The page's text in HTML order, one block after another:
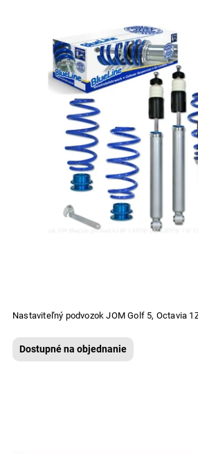
Abecedne
Nastaviteľný podvozok JOM Golf 5, Octavia
Dostupné na objednanie